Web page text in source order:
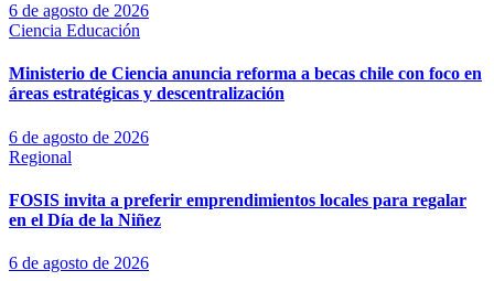
6 de agosto de 2026
Ciencia Educación
Ministerio de Ciencia anuncia reforma a becas chile con foco en
áreas estratégicas y descentralización
6 de agosto de 2026
Regional
FOSIS invita a preferir emprendimientos locales para regalar
en el Día de la Niñez
6 de agosto de 2026